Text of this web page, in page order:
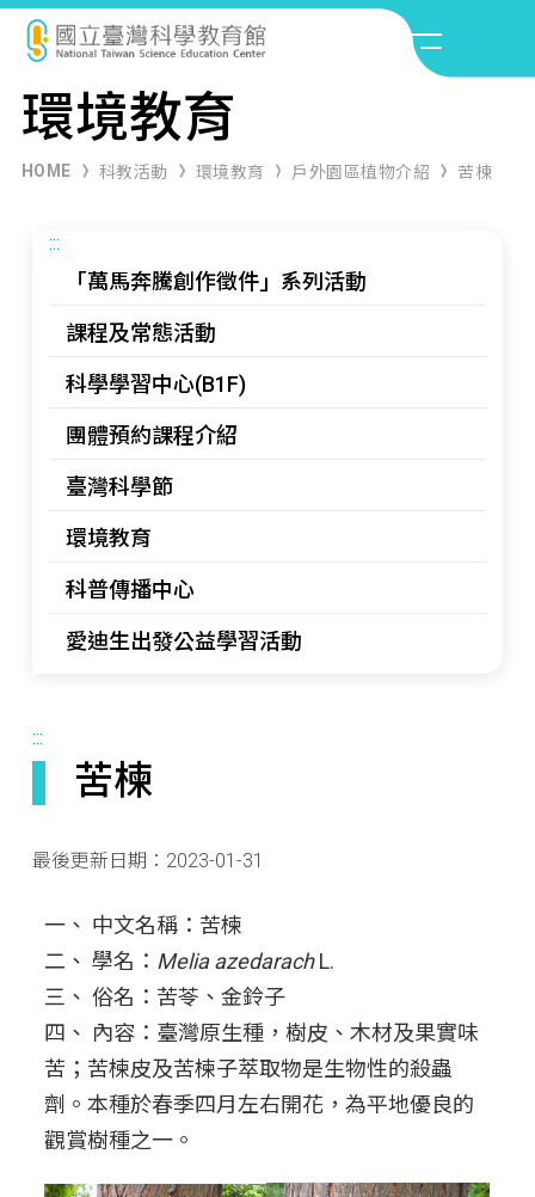
環境教育
HOME 科教活動 環境教育 戶外園區植物介紹 苦楝
:::
「萬馬奔騰創作徵件」系列活動
課程及常態活動
科學學習中心(B1F)
團體預約課程介紹
臺灣科學節
環境教育
科普傳播中心
愛迪生出發公益學習活動
:::
苦楝
最後更新日期： 2023-01-31
一、 中文名稱：苦楝
二、 學名： Melia azedarachL.
三、 俗名：苦苓、金鈴子
四、 內容：臺灣原生種，樹皮、木材及果實味
苦；苦楝皮及苦楝子萃取物是生物性的殺蟲
劑。本種於春季四月左右開花，為平地優良的
觀賞樹種之一。